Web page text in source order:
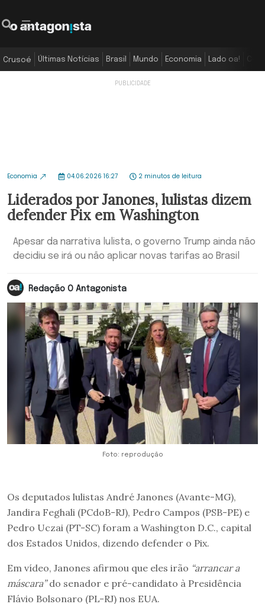
Crusoé Últimas Notícias Brasil Mundo Economia Lado oa!
Economia 04.06.2026 16:27 2 minutos de leitura
Liderados por Janones, lulistas dizem
defender Pix em Washington
Apesar da narrativa lulista, o governo Trump ainda não
decidiu se irá ou não aplicar novas tarifas ao Brasil
Redação O Antagonista
Foto: reprodução
Os deputados lulistas André Janones (Avante-MG),
Jandira Feghali (PCdoB-RJ), Pedro Campos (PSB-PE) e
Pedro Uczai (PT-SC) foram a Washington D.C., capital
dos Estados Unidos, dizendo defender o Pix.
Em vídeo, Janones afirmou que eles irão “arrancar a
máscara”do senador e pré-candidato à Presidência
Flávio Bolsonaro (PL-RJ) nos EUA.